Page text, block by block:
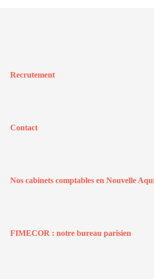
Recrutement
Contact
Nos cabinets comptables en Nouvelle
FIMECOR : notre bureau parisien